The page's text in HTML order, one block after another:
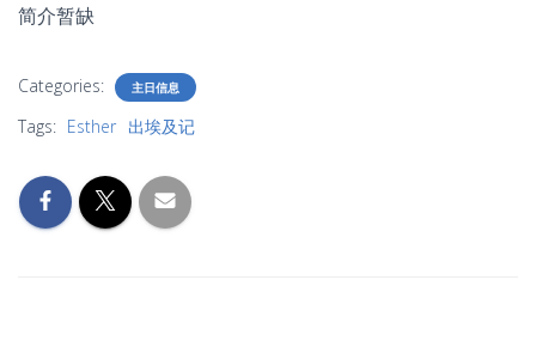
简介暂缺
Categories: 主日信息
Tags: Esther 出埃及记